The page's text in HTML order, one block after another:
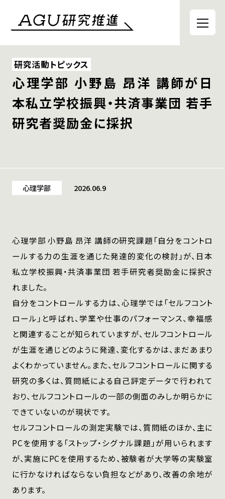
研究活動トピックス
心理学部 小野島 昂洋 講師が日
本私立学校振興・共済事業団 若手
研究者奨励金に採択
心理学部 2026.06.9
心理学部 小野島 昂洋 講師の研究課題「自分をコントロ
ールする力の生涯を通じた発達的変化の検討」が、日本
私立学校振興・共済事業団 若手研究者奨励金に採択さ
れました。
自分をコントロールする力は、心理学では「セルフコント
ロール」と呼ばれ、学業や仕事のパフォーマンス、幸福感
と関連することが知られていますが、セルフコントロール
が生涯を通じどのように発達、変化するかは、まだあまり
よくわかっていません。また、セルフコントロールに関する
研究の多くは、質問紙による自己評定データで行われて
おり、セルフコントロールの一部の側面のみしか明らかに
できていないのが現状です。
セルフコントロールの測定実験では、質問紙のほか、主に
PCを使用する「ストップ・シグナル課題」が用いられます
が、実施にPCを使用するため、被験者が大学等の実験室
に行かなければならない負担などがあり、改善の余地が
あります。